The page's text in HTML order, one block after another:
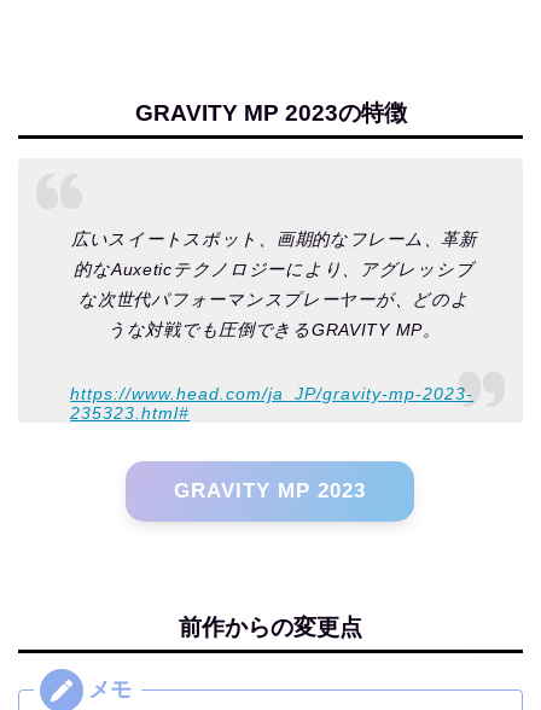
GRAVITY MP 2023の特徴
広いスイートスポット、画期的なフレーム、革新
的なAuxeticテクノロジーにより、アグレッシブ
な次世代パフォーマンスプレーヤーが、どのよ
うな対戦でも圧倒できるGRAVITY MP。
https://www.head.com/ja_JP/gravity-mp-2023-
235323.html#
GRAVITY MP 2023
前作からの変更点